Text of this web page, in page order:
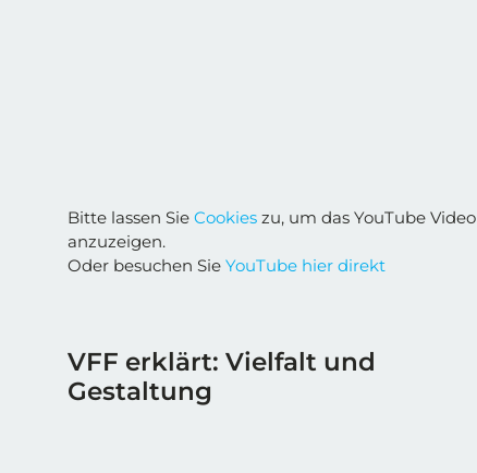
Bitte lassen Sie Cookies zu, um das YouTube Video
anzuzeigen.
Oder besuchen Sie YouTube hier direkt
VFF erklärt: Vielfalt und
Gestaltung